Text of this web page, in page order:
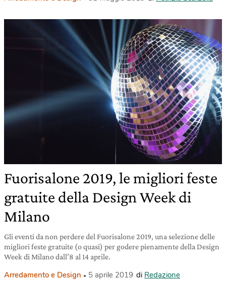
Fuorisalone 2019, le migliori feste
gratuite della Design Week di
Milano
Gli eventi da non perdere del Fuorisalone 2019, una selezione delle
migliori feste gratuite (o quasi) per godere pienamente della Design
Week di Milano dall’8 al 14 aprile.
Arredamento e Design 5 aprile 2019 di Redazione